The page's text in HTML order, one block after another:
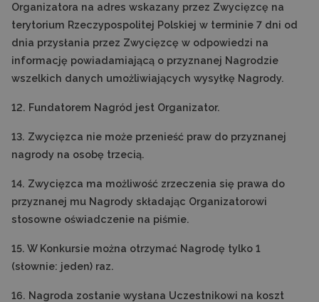
Organizatora na adres wskazany przez Zwycięzcę na
terytorium Rzeczypospolitej Polskiej w terminie 7 dni od
dnia przysłania przez Zwycięzcę w odpowiedzi na
informację powiadamiającą o przyznanej Nagrodzie
wszelkich danych umożliwiających wysyłkę Nagrody.
12. Fundatorem Nagród jest Organizator.
13. Zwycięzca nie może przenieść praw do przyznanej
nagrody na osobę trzecią.
14. Zwycięzca ma możliwość zrzeczenia się prawa do
przyznanej mu Nagrody składając Organizatorowi
stosowne oświadczenie na piśmie.
15. W Konkursie można otrzymać Nagrodę tylko 1
(słownie: jeden) raz.
16. Nagroda zostanie wysłana Uczestnikowi na koszt